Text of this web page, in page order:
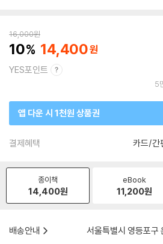
16,000원
10 14,400
YES포인트
5
앱 다운 시 1천원 상품권
결제혜택 카드/간
종이책
14,400원
eBook
11,200원
배송안내
서울특별시 영등포구